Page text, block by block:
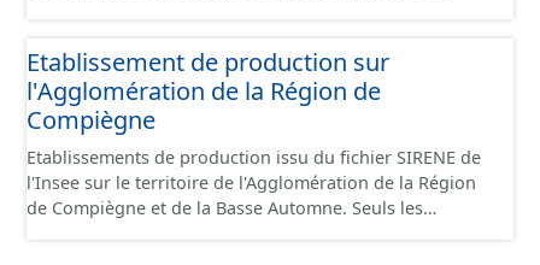
Etablissement de production sur
l'Agglomération de la Région de
Compiègne
Etablissements de production issu du fichier SIRENE de
l'Insee sur le territoire de l'Agglomération de la Région
de Compiègne et de la Basse Automne. Seuls les